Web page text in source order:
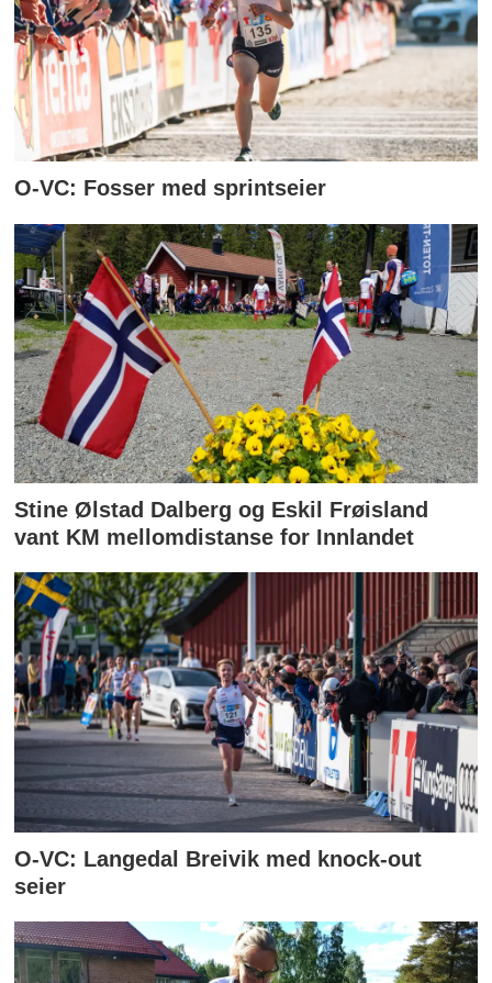
O-VC: Fosser med sprintseier
Stine Ølstad Dalberg og Eskil Frøisland
vant KM mellomdistanse for Innlandet
O-VC: Langedal Breivik med knock-out
seier